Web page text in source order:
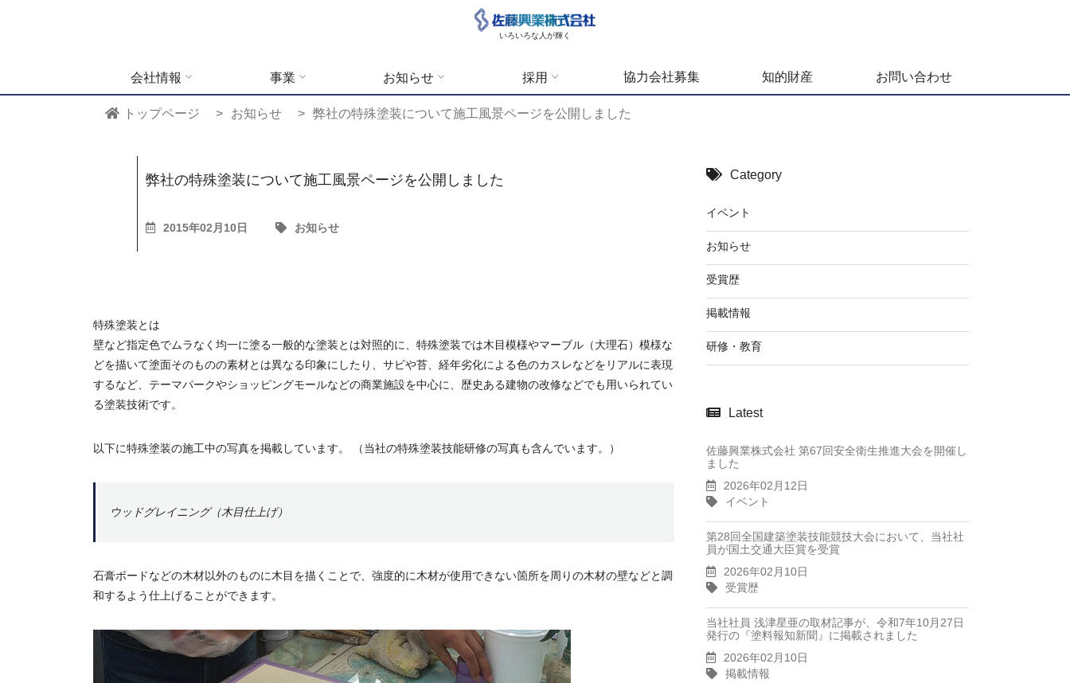
いろいろな人が輝く
会社情報 事業 お知らせ 採用 協力会社募集 知的財産 お問い合わせ
トップページ お知らせ 弊社の特殊塗装について施工風景ページを公開しました
弊社の特殊塗装について施工風景ページを公開しました
2015年02月10日 お知らせ
特殊塗装とは
壁など指定色でムラなく均一に塗る一般的な塗装とは対照的に、特殊塗装では木目模様やマーブル（大理石）模様な
どを描いて塗面そのものの素材とは異なる印象にしたり、サビや苔、経年劣化による色のカスレなどをリアルに表現
するなど、テーマパークやショッピングモールなどの商業施設を中心に、歴史ある建物の改修などでも用いられてい
る塗装技術です。
以下に特殊塗装の施工中の写真を掲載しています。 （当社の特殊塗装技能研修の写真も含んでいます。）
ウッドグレイニング（木目仕上げ）
石膏ボードなどの木材以外のものに木目を描くことで、強度的に木材が使用できない箇所を周りの木材の壁などと調
和するよう仕上げることができます。
Category
イベント
お知らせ
受賞歴
掲載情報
研修・教育
Latest
佐藤興業株式会社 第67回安全衛生推進大会を開催し
ました
2026年02月12日
イベント
第28回全国建築塗装技能競技大会において、当社社
員が国土交通大臣賞を受賞
2026年02月10日
受賞歴
当社社員 浅津星亜の取材記事が、令和7年10月27日
発行の『塗料報知新聞』に掲載されました
2026年02月10日
掲載情報